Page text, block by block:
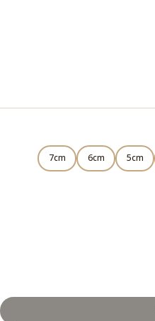
5cm
6cm
7cm